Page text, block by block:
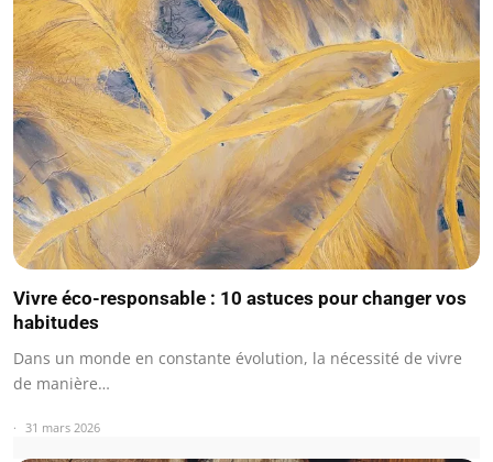
Vivre éco-responsable : 10 astuces pour changer vos
habitudes
Dans un monde en constante évolution, la nécessité de vivre
de manière…
31 mars 2026